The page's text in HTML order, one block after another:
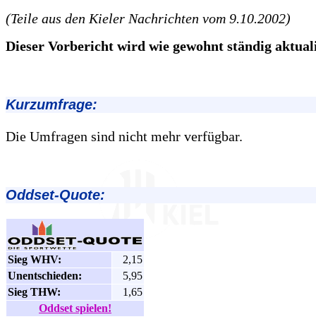
(Teile aus den Kieler Nachrichten vom 9.10.2002)
Dieser Vorbericht wird wie gewohnt ständig
Kurzumfrage:
Die Umfragen sind nicht mehr verfügbar.
Oddset-Quote:
Sieg WHV:
2,15
Unentschieden:
5,95
Sieg THW:
1,65
Oddset spielen!